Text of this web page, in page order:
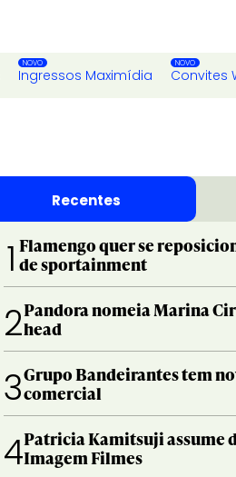
Ingressos Maximídia Convites
Recentes
1 Flamengo quer se
de sportainment
2Pandora nomeia Marina
head
3Grupo Bandeirantes tem
comercial
4Patricia Kamitsuji assume
Imagem Filmes